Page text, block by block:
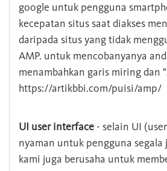
google untuk pengguna
kecepatan situs saat diakses
daripada situs yang tidak
AMP. untuk mencobanyanya
menambahkan garis miring dan
https://artikbbi.com/puisi/amp/
UI user interface - selain UI
nyaman untuk pengguna segala
kami juga berusaha untuk